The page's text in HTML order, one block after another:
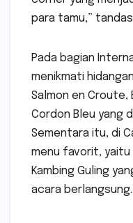
para tamu,”
Pada bagian
menikmati
Salmon en Croute,
Cordon Bleu yang
Sementara itu, di
menu favorit, yaitu
Kambing Guling
acara berlangsung.